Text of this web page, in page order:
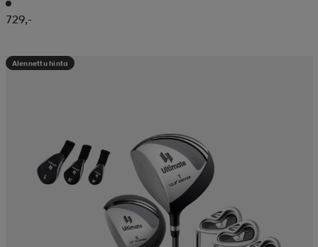
729,-
Alennettu hinta